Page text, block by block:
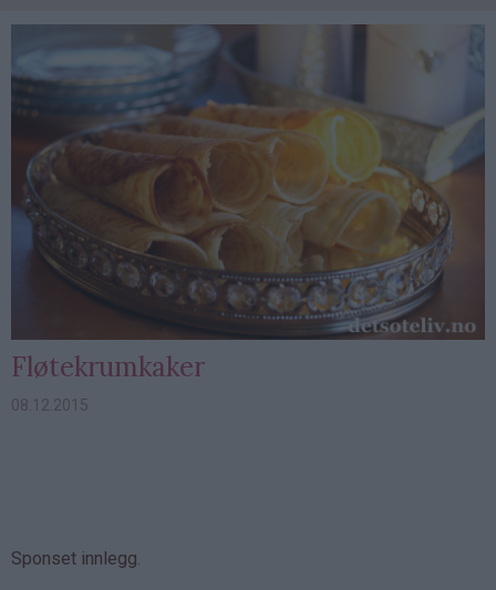
Fløtekrumkaker
08.12.2015
Sponset innlegg.